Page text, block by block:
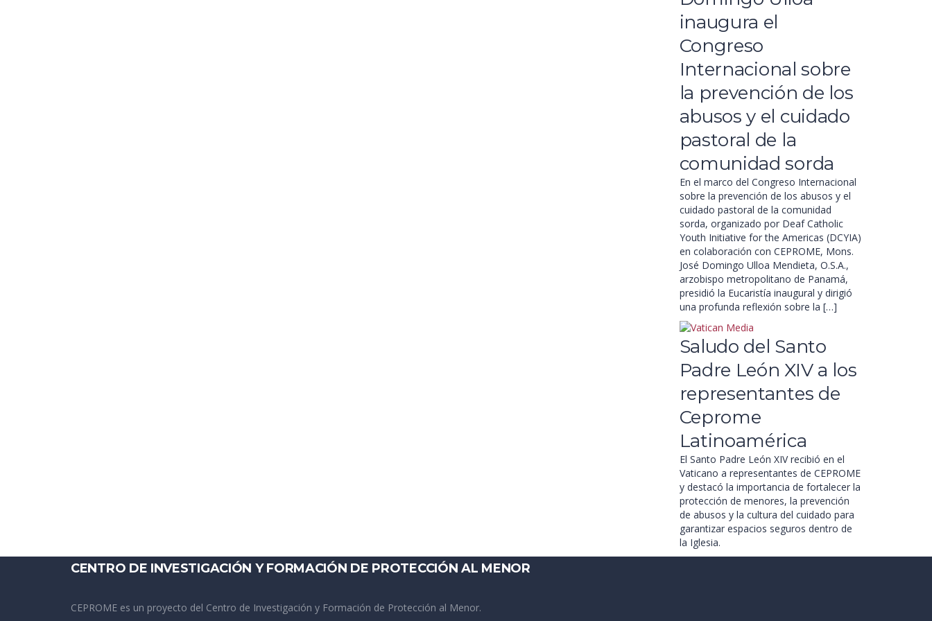
inaugura el
Congreso
Internacional sobre
la prevención de los
abusos y el cuidado
pastoral de la
comunidad sorda
En el marco del Congreso Internacional
sobre la prevención de los abusos y el
cuidado pastoral de la comunidad
sorda, organizado por Deaf Catholic
Youth Initiative for the Americas (DCYIA)
en colaboración con CEPROME, Mons.
José Domingo Ulloa Mendieta, O.S.A.,
arzobispo metropolitano de Panamá,
presidió la Eucaristía inaugural y dirigió
una profunda reflexión sobre la […]
Saludo del Santo
Padre León XIV a los
representantes de
Ceprome
Latinoamérica
El Santo Padre León XIV recibió en el
Vaticano a representantes de CEPROME
y destacó la importancia de fortalecer la
protección de menores, la prevención
de abusos y la cultura del cuidado para
garantizar espacios seguros dentro de
la Iglesia.
CENTRO DE INVESTIGACIÓN Y FORMACIÓN DE PROTECCIÓN AL MENOR
CEPROME es un proyecto del Centro de Investigación y Formación de Protección al Menor.